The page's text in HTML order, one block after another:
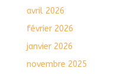
avril 2026
février 2026
janvier 2026
novembre 2025